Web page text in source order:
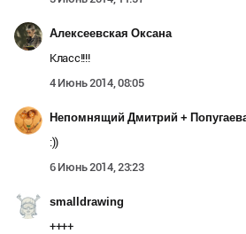
Алексеевская Оксана
Класс!!!!
4 Июнь 2014, 08:05
Непомнящий Дмитрий +
:))
6 Июнь 2014, 23:23
smalldrawing
++++